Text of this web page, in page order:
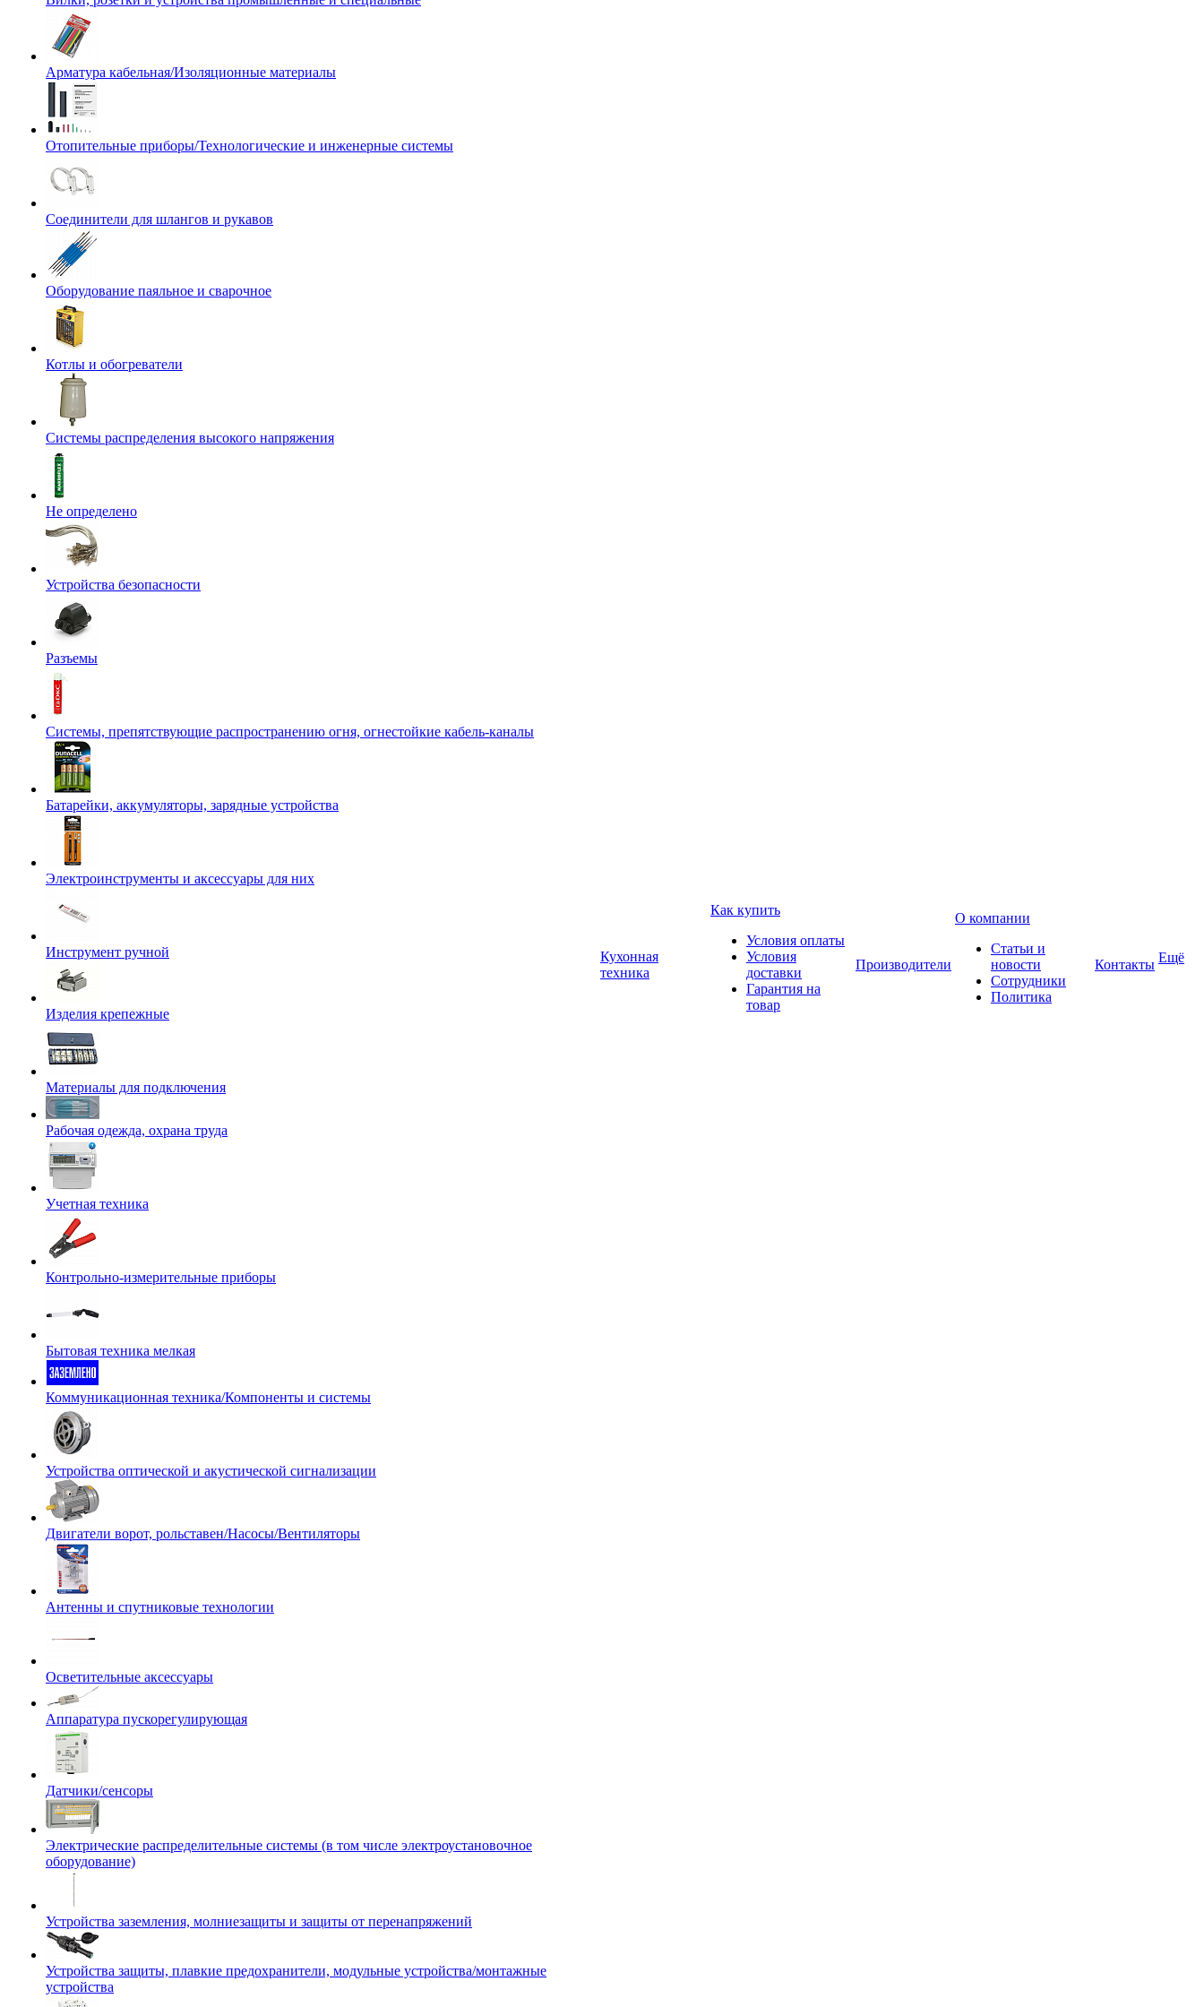
Арматура кабельная/Изоляционные материалы
Отопительные приборы/Технологические и инженерные системы
Соединители для шлангов и рукавов
Оборудование паяльное и сварочное
Котлы и обогреватели
Системы распределения высокого напряжения
Не определено
Устройства безопасности
Разъемы
Системы, препятствующие распространению огня, огнестойкие кабель-каналы
Батарейки, аккумуляторы, зарядные устройства
Электроинструменты и аксессуары для них
Инструмент ручной
Изделия крепежные
Материалы для подключения
Рабочая одежда, охрана труда
Учетная техника
Контрольно-измерительные приборы
Бытовая техника мелкая
Коммуникационная техника/Компоненты и системы
Устройства оптической и акустической сигнализации
Двигатели ворот, рольставен/Насосы/Вентиляторы
Антенны и спутниковые технологии
Осветительные аксессуары
Аппаратура пускорегулирующая
Датчики/сенсоры
Электрические распределительные системы (в том числе электроустановочное
оборудование)
Устройства заземления, молниезащиты и защиты от перенапряжений
Устройства защиты, плавкие предохранители, модульные устройства/монтажные
устройства
Кухонная
техника
Как купить
Условия оплаты
Условия
доставки
Гарантия на
товар
Производители
О компании
Статьи и
новости
Сотрудники
Политика
Контакты Ещё